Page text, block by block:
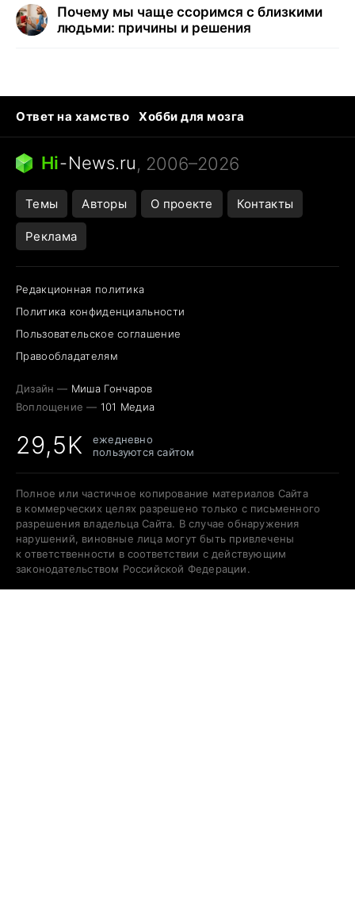
Почему мы чаще ссоримся с близкими
людьми: причины и решения
Ответ на хамство
Хобби для мозга
Бензин 100 и 95
Тунцы в океанариуме
Следующая пандемия
Hi-News.ru, 2006–2026
Темы Авторы О проекте Контакты
Реклама
Редакционная политика
Политика конфиденциальности
Пользовательское соглашение
Правообладателям
Дизайн — Миша Гончаров
Воплощение — 101 Медиа
29,5K
ежедневно
пользуются сайтом
Полное или частичное копирование материалов Сайта
в коммерческих целях разрешено только с письменного
разрешения владельца Сайта. В случае обнаружения
нарушений, виновные лица могут быть привлечены
к ответственности в соответствии с действующим
законодательством Российской Федерации.